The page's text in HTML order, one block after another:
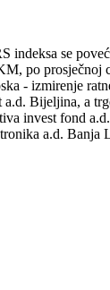
se
po
- izmirenje
Bijeljina, a
invest fond
a.d.